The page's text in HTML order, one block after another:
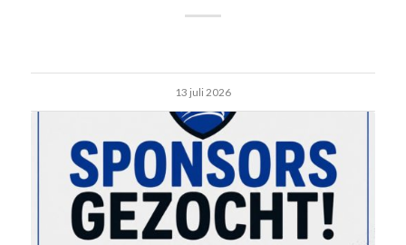
13 juli 2026